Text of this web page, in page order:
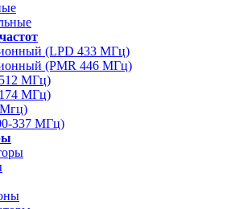
(LPD 433 МГц)
(PMR 446 МГц)
МГц)
МГц)
337 МГц)